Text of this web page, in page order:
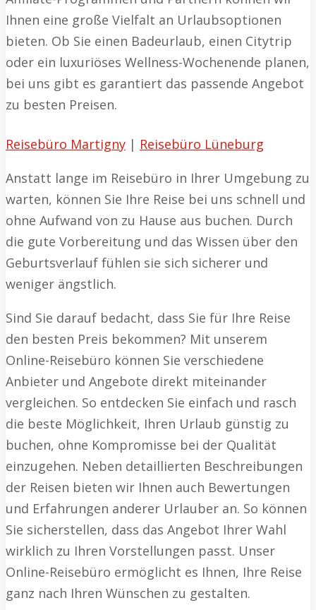
Ihnen eine große Vielfalt an Urlaubsoptionen
bieten. Ob Sie einen Badeurlaub, einen Citytrip
oder ein luxuriöses Wellness-Wochenende planen,
bei uns gibt es garantiert das passende Angebot
zu besten Preisen.
Reisebüro Martigny | Reisebüro Lüneburg
Anstatt lange im Reisebüro in Ihrer Umgebung zu
warten, können Sie Ihre Reise bei uns schnell und
ohne Aufwand von zu Hause aus buchen. Durch
die gute Vorbereitung und das Wissen über den
Geburtsverlauf fühlen sie sich sicherer und
weniger ängstlich.
Sind Sie darauf bedacht, dass Sie für Ihre Reise
den besten Preis bekommen? Mit unserem
Online-Reisebüro können Sie verschiedene
Anbieter und Angebote direkt miteinander
vergleichen. So entdecken Sie einfach und rasch
die beste Möglichkeit, Ihren Urlaub günstig zu
buchen, ohne Kompromisse bei der Qualität
einzugehen. Neben detaillierten Beschreibungen
der Reisen bieten wir Ihnen auch Bewertungen
und Erfahrungen anderer Urlauber an. So können
Sie sicherstellen, dass das Angebot Ihrer Wahl
wirklich zu Ihren Vorstellungen passt. Unser
Online-Reisebüro ermöglicht es Ihnen, Ihre Reise
ganz nach Ihren Wünschen zu gestalten.